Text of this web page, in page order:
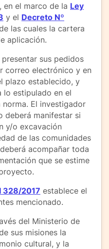
el marco de la Ley
y el Decreto Nº
las cuales la cartera
aplicación.
sus pedidos
correo electrónico y en
plazo establecido, y
lo estipulado en el
El investigador
deberá manifestar si
y/o excavación
de las comunidades
acompañar toda
que se estime
328/2017 establece el
mencionado.
del Ministerio de
sus misiones la
cultural, y la